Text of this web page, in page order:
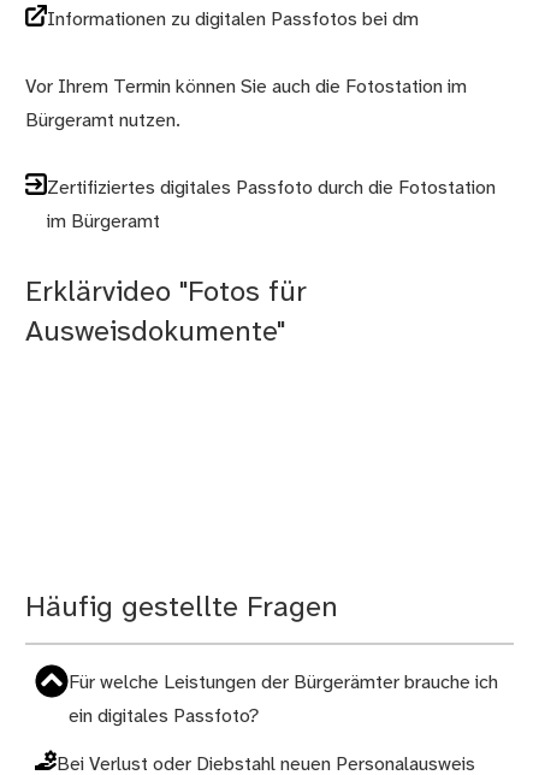
Informationen zu digitalen Passfotos bei dm
Vor Ihrem Termin können Sie auch die Fotostation im
Bürgeramt nutzen.
Zertifiziertes digitales Passfoto durch die Fotostation
im Bürgeramt
Erklärvideo "Fotos für
Ausweisdokumente"
Häufig gestellte Fragen
Für welche Leistungen der Bürgerämter brauche ich
ein digitales Passfoto?
Bei Verlust oder Diebstahl neuen Personalausweis